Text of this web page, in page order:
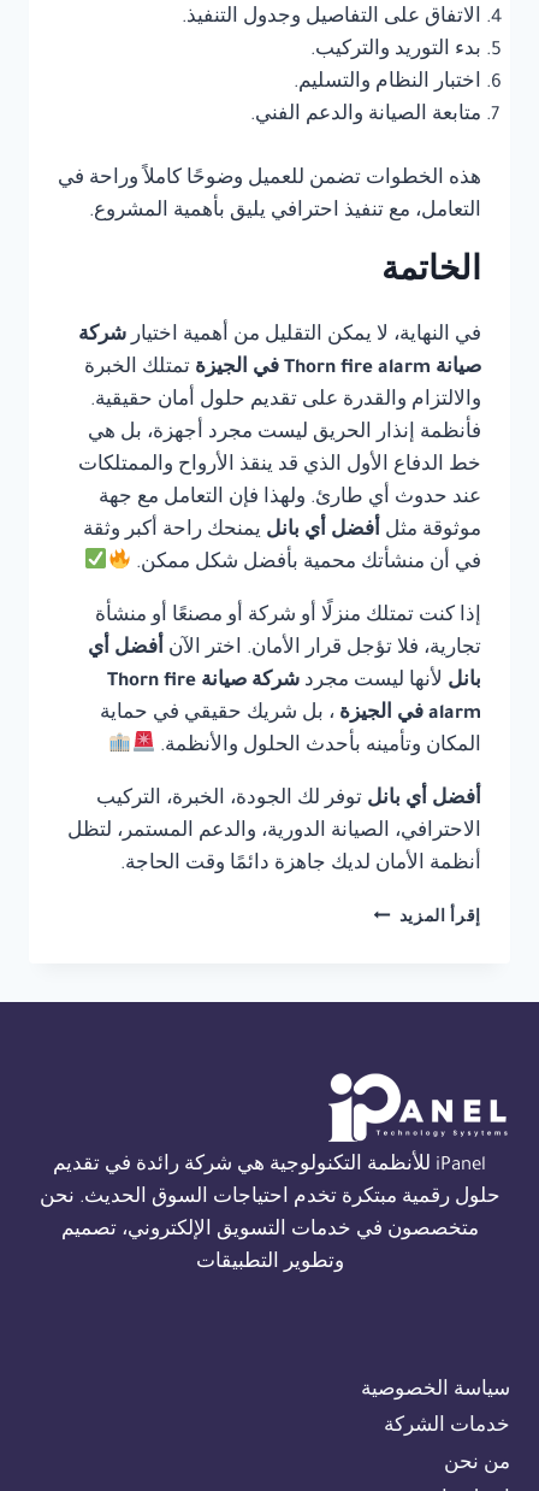
الاتفاق على التفاصيل وجدول التنفيذ.
بدء التوريد والتركيب.
اختبار النظام والتسليم.
متابعة الصيانة والدعم الفني.
هذه الخطوات تضمن للعميل وضوحًا كاملاً وراحة في
التعامل، مع تنفيذ احترافي يليق بأهمية المشروع.
الخاتمة
في النهاية، لا يمكن التقليل من أهمية اختيار شركة
صيانة Thorn fire alarm في الجيزة
تمتلك الخبرة
والالتزام والقدرة على تقديم حلول أمان حقيقية.
فأنظمة إنذار الحريق ليست مجرد أجهزة، بل هي
خط الدفاع الأول الذي قد ينقذ الأرواح والممتلكات
عند حدوث أي طارئ. ولهذا فإن التعامل مع جهة
موثوقة مثل أفضل أي بانل يمنحك راحة أكبر وثقة
في أن منشأتك محمية بأفضل شكل ممكن.
إذا كنت تمتلك منزلًا أو شركة أو مصنعًا أو منشأة
تجارية، فلا تؤجل قرار الأمان. اختر الآن أفضل أي
بانل لأنها ليست مجرد
شركة صيانة Thorn fire
alarm في الجيزة
، بل شريك حقيقي في حماية
المكان وتأمينه بأحدث الحلول والأنظمة.
أفضل أي بانل توفر لك الجودة، الخبرة، التركيب
الاحترافي، الصيانة الدورية، والدعم المستمر، لتظل
أنظمة الأمان لديك جاهزة دائمًا وقت الحاجة.
إقرأ المزيد شركة
01554305486
iPanel للأنظمة التكنولوجية هي شركة رائدة في تقديم
حلول رقمية مبتكرة تخدم احتياجات السوق الحديث. نحن
متخصصون في خدمات التسويق الإلكتروني، تصميم
وتطوير التطبيقات
سياسة الخصوصية
خدمات الشركة
من نحن